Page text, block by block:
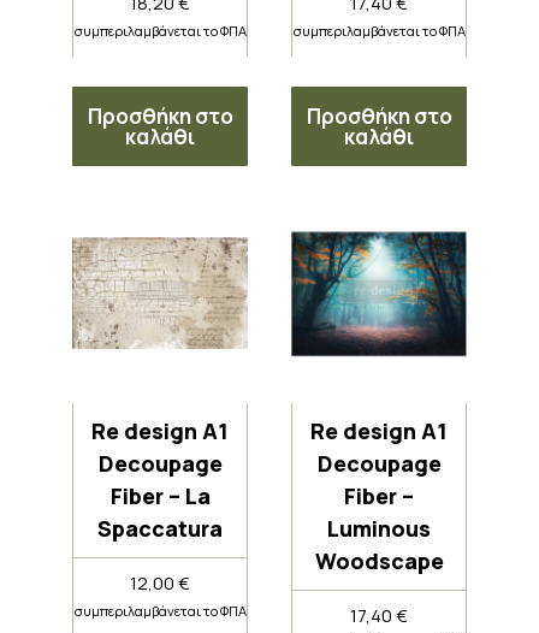
συμπεριλαμβάνεται το ΦΠΑ
Προσθήκη στο
καλάθι
συμπεριλαμβάνεται το ΦΠΑ
Προσθήκη στο
καλάθι
Re design A1
Decoupage
Fiber – La
Spaccatura
12,00€
συμπεριλαμβάνεται το ΦΠΑ
Re design A1
Decoupage
Fiber –
Luminous
Woodscape
17,40€